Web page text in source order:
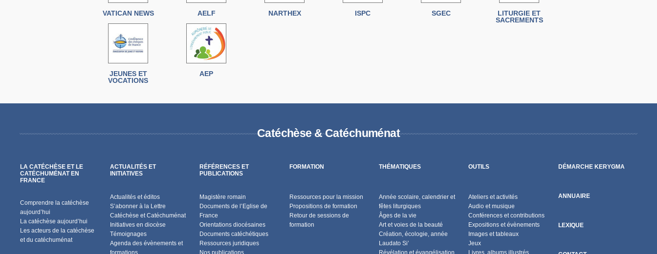
VATICAN NEWS AELF NARTHEX ISPC SGEC
LITURGIE ET
SACREMENTS
JEUNES ET
VOCATIONS
AEP
Catéchèse & Catéchuménat
LA CATÉCHÈSE ET LE
CATÉCHUMÉNAT EN
FRANCE
Comprendre la catéchèse
aujourd’hui
La catéchèse aujourd’hui
Les acteurs de la catéchèse
et du catéchuménat
ACTUALITÉS ET
INITIATIVES
Actualités et éditos
S’abonner à la Lettre
Catéchèse et Catéchuménat
Initiatives en diocèse
Témoignages
Agenda des évènements et
formations
RÉFÉRENCES ET
PUBLICATIONS
Magistère romain
Documents de l’Eglise de
France
Orientations diocésaines
Documents catéchétiques
Ressources juridiques
Nos publications
FORMATION
Ressources pour la mission
Propositions de formation
Retour de sessions de
formation
THÉMATIQUES
Année scolaire, calendrier et
fêtes liturgiques
Âges de la vie
Art et voies de la beauté
Création, écologie, année
Laudato Si’
Révélation et évangélisation
OUTILS
Ateliers et activités
Audio et musique
Conférences et contributions
Expositions et évènements
Images et tableaux
Jeux
Livres, albums illustrés,
DÉMARCHE KERYGMA
ANNUAIRE
LEXIQUE